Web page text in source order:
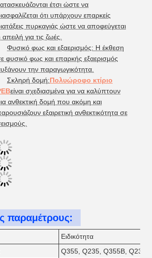
έτσι ώστε να
ότι υπάρχουν επαρκείς
πυρκαγιάς ώστε να αποφεύγεται
απειλή για τις ζωές.
Φυσικό φως και εξαερισμός: Η έκθεση
φυσικό φως και επαρκής εξαερισμός
την παραγωγικότητα.
Σκληρή δομή:Πολυώροφο κτίριο
είναι σχεδιασμένα για να καλύπτουν
ανθεκτική δομή που ακόμη και
εξαιρετική ανθεκτικότητα σε
παραμέτρους:
Ειδικότητα
Q355, Q235, Q355B,